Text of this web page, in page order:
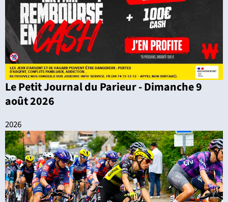
Le Petit Journal du Parieur - Dimanche 9
août 2026
2026